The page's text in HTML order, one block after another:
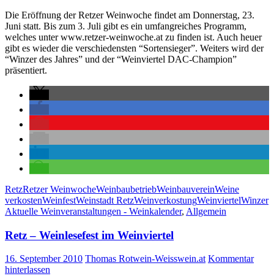
Die Eröffnung der Retzer Weinwoche findet am Donnerstag, 23.
Juni statt. Bis zum 3. Juli gibt es ein umfangreiches Programm,
welches unter www.retzer-weinwoche.at zu finden ist. Auch heuer
gibt es wieder die verschiedensten “Sortensieger”. Weiters wird der
“Winzer des Jahres” und der “Weinviertel DAC-Champion”
präsentiert.
RetzRetzer WeinwocheWeinbaubetriebWeinbauvereinWeine
verkostenWeinfestWeinstadt RetzWeinverkostungWeinviertelWinzer
Aktuelle Weinveranstaltungen - Weinkalender, Allgemein
Retz – Weinlesefest im Weinviertel
16. September 2010 Thomas Rotwein-Weisswein.at Kommentar
hinterlassen